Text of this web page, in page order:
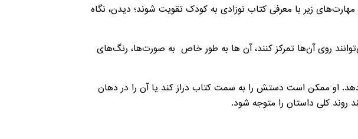
زیر با معرفی کتاب نوزادی به کودک تقویت شوند؛ دیدن، نگاه
روی آن‌ها تمرکز کنند، آن ها به طور خاص به صورت‌ها، رنگ‌های
او ممکن است دستش را به سمت کتاب دراز کند یا آن را در دهان
روند کلی داستان را متوجه شود.